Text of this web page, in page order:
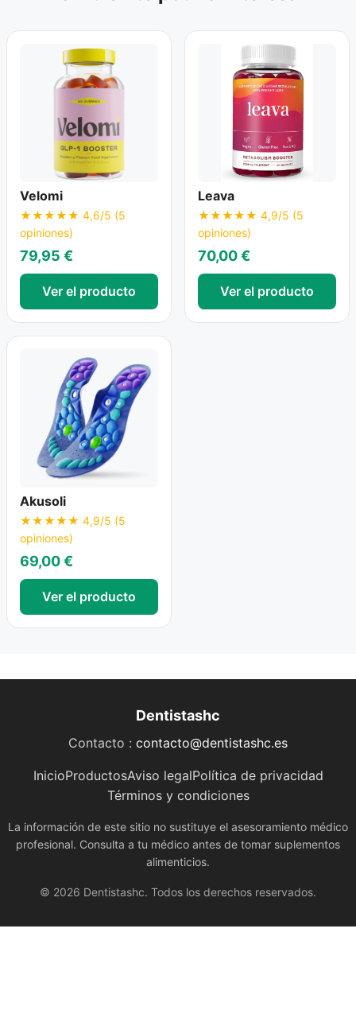
relajantes. Siempre consulta con tu
médico o farmacéutico antes de combinar
suplementos con medicación prescrita.
Velomi
★★★★★ 4,6/5 (5
opiniones)
79,95 €
Ver el producto
Leava
★★★★★ 4,9/5 (5
opiniones)
70,00 €
Ver el producto
Akusoli
★★★★★ 4,9/5 (5
opiniones)
69,00 €
Ver el producto
Dentistashc
Contacto : contacto@dentistashc.es
InicioProductosAviso legalPolítica de privacidad
Términos y condiciones
La información de este sitio no sustituye el asesoramiento médico
profesional. Consulta a tu médico antes de tomar suplementos
alimenticios.
© 2026 Dentistashc. Todos los derechos reservados.